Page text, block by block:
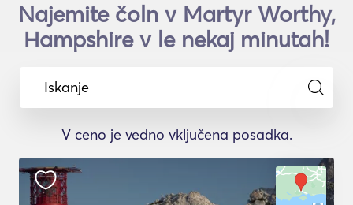
Najemite čoln v Martyr Worthy,
Hampshire v le nekaj minutah!
Iskanje
V ceno je vedno vključena posadka.